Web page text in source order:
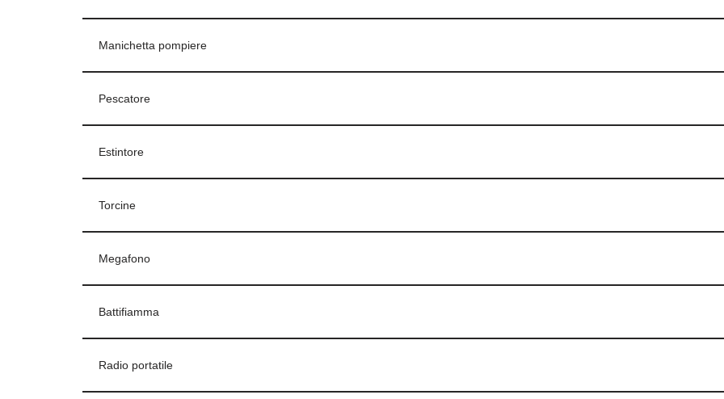
Manichetta pompiere
Pescatore
Estintore
Torcine
Megafono
Battifiamma
Radio portatile